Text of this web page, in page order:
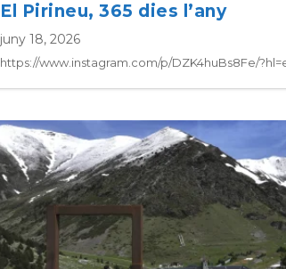
El Pirineu, 365 dies l’any
juny 18, 2026
https://www.instagram.com/p/DZK4huBs8Fe/